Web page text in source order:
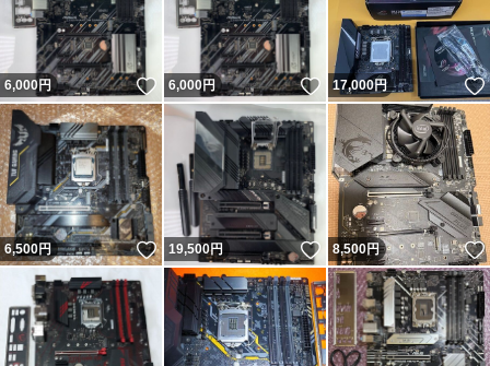
6,000円 いいね！
6,000円 いいね！
17,000円
6,500円 いいね！
19,500円 いいね！
8,500円